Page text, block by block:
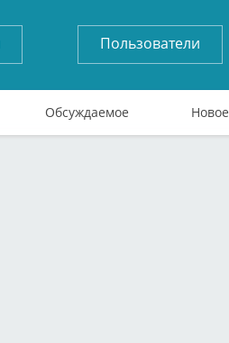
Пользователи
Обсуждаемое Новое